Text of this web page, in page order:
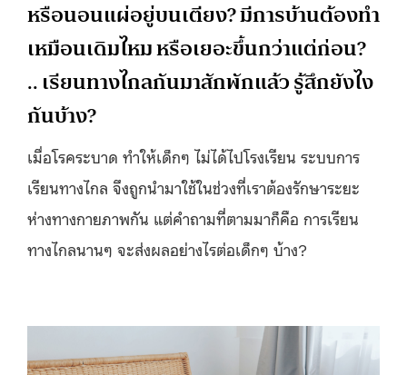
หรือนอนแผ่อยู่บนเตียง? มีการบ้านต้องทำ
เหมือนเดิมไหม หรือเยอะขึ้นกว่าแต่ก่อน?
.. เรียนทางไกลกันมาสักพักแล้ว รู้สึกยังไง
กันบ้าง?
เมื่อโรคระบาด ทำให้เด็กๆ ไม่ได้ไปโรงเรียน ระบบการ
เรียนทางไกล จึงถูกนำมาใช้ในช่วงที่เราต้องรักษาระยะ
ห่างทางกายภาพกัน แต่คำถามที่ตามมาก็คือ การเรียน
ทางไกลนานๆ จะส่งผลอย่างไรต่อเด็กๆ บ้าง?